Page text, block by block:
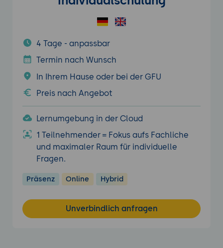
4 Tage - anpassbar
Termin nach Wunsch
In Ihrem Hause oder bei der GFU
Preis nach Angebot
Lernumgebung in der Cloud
1 Teilnehmender = Fokus aufs Fachliche
und maximaler Raum für individuelle
Fragen.
Präsenz Online Hybrid
Unverbindlich anfragen